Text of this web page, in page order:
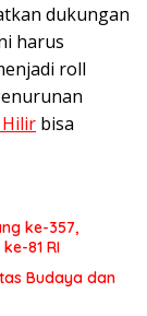
dukungan
harus
roll
bisa
ke-357,
81 RI
Budaya dan